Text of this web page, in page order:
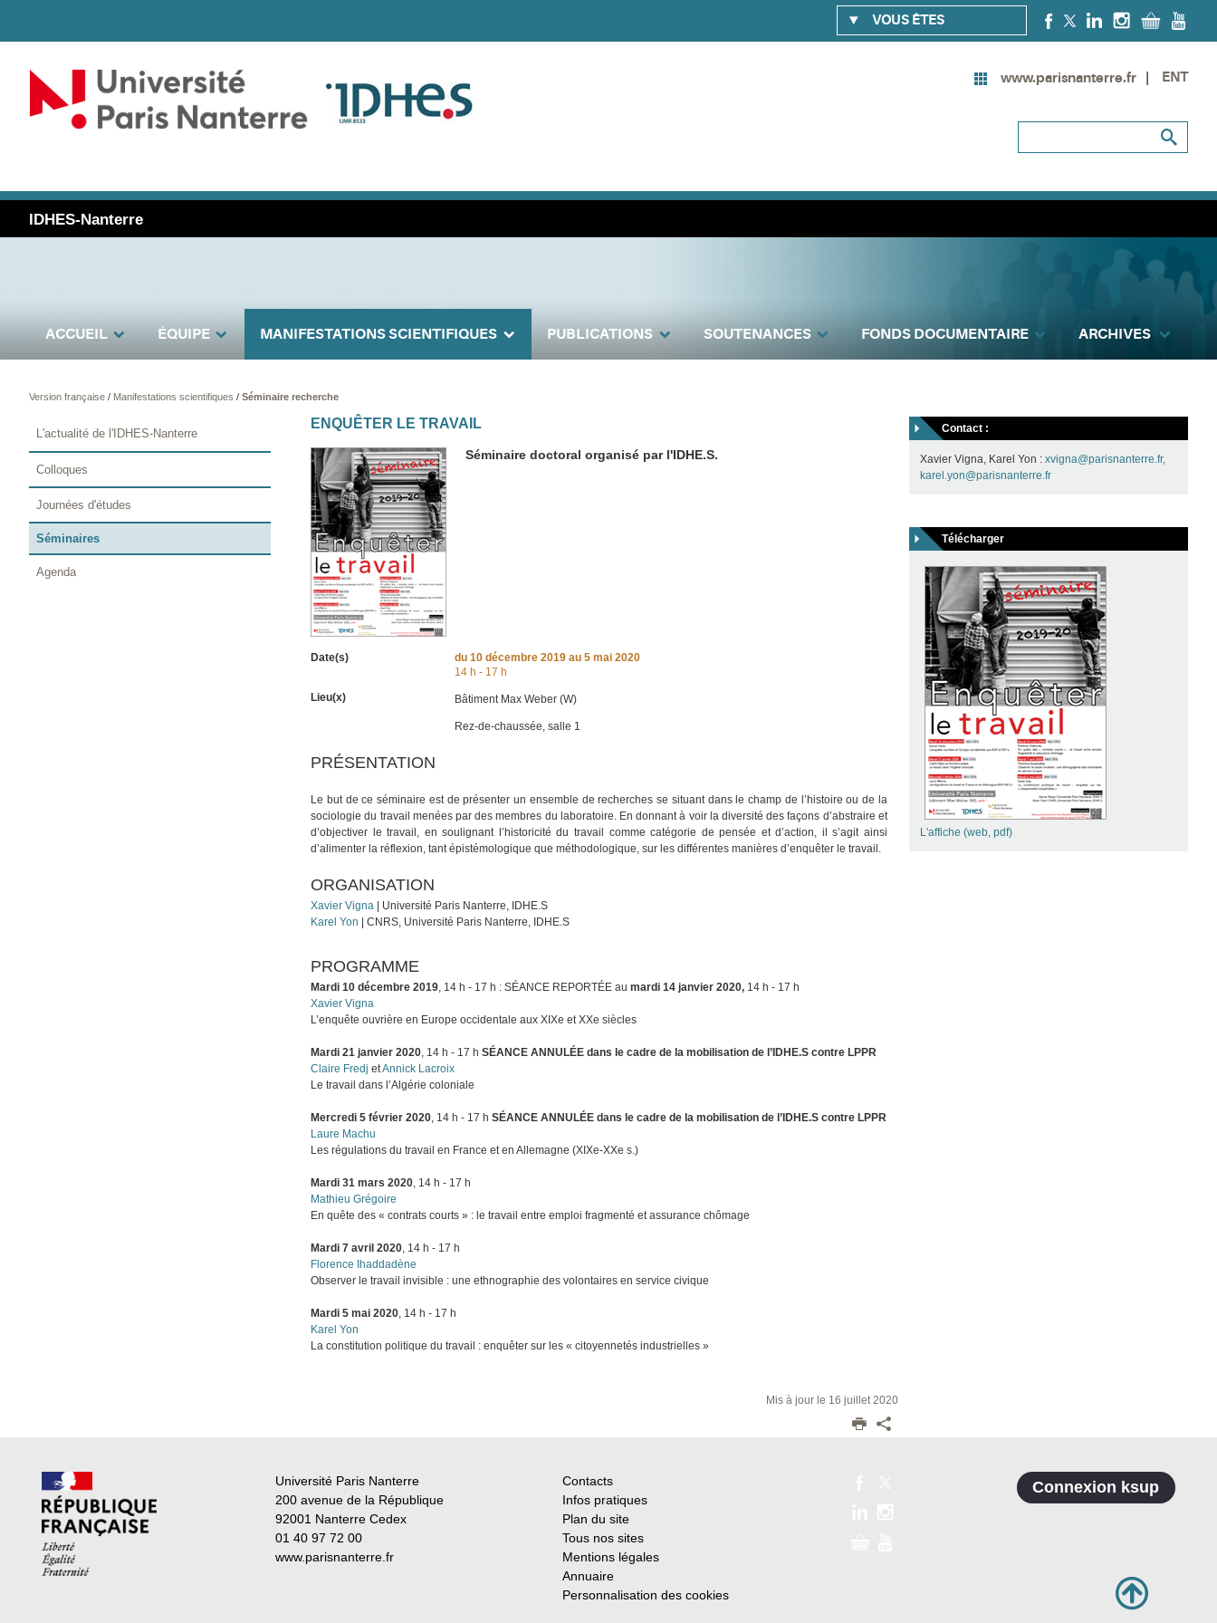
VOUS ÊTES
www.parisnanterre.fr ENT
IDHES-Nanterre
ACCUEIL ÉQUIPE MANIFESTATIONS SCIENTIFIQUES PUBLICATIONS SOUTENANCES FONDS DOCUMENTAIRE ARCHIVES
Version française/ Manifestations scientifiques/ Séminaire recherche
ENQUÊTER LE TRAVAIL
Séminaire doctoral organisé par l'IDHE.S.
Date(s) du 10 décembre 2019 au 5 mai 2020
14 h - 17 h
Lieu(x)
Bâtiment Max Weber (W)
Rez-de-chaussée, salle 1
PRÉSENTATION
Le but de ce séminaire est de présenter un ensemble de recherches se situant dans le champ de l’histoire ou de la
sociologie du travail menées par des membres du laboratoire. En donnant à voir la diversité des façons d’abstraire et
d’objectiver le travail, en soulignant l’historicité du travail comme catégorie de pensée et d’action, il s’agit ainsi
d’alimenter la réflexion, tant épistémologique que méthodologique, sur les différentes manières d’enquêter le travail.
ORGANISATION
Xavier Vigna | Université Paris Nanterre, IDHE.S
Karel Yon | CNRS, Université Paris Nanterre, IDHE.S
PROGRAMME
Mardi 10 décembre 2019, 14 h - 17 h : SÉANCE REPORTÉE au mardi 14 janvier 2020, 14 h - 17 h
Xavier Vigna
L’enquête ouvrière en Europe occidentale aux XIXe et XXe siècles
Mardi 21 janvier 2020, 14 h - 17 hSÉANCE ANNULÉE dans le cadre de la mobilisation de l’IDHE.S contre LPPR
Claire Fredj etAnnick Lacroix
Le travail dans l’Algérie coloniale
Mercredi 5 février 2020, 14 h - 17 hSÉANCE ANNULÉE dans le cadre de la mobilisation de l’IDHE.S contre LPPR
Laure Machu
Les régulations du travail en France et en Allemagne (XIXe-XXe s.)
Mardi 31 mars 2020, 14 h - 17 h
Mathieu Grégoire
En quête des « contrats courts » : le travail entre emploi fragmenté et assurance chômage
Mardi 7 avril 2020, 14 h - 17 h
Florence Ihaddadène
Observer le travail invisible : une ethnographie des volontaires en service civique
Mardi 5 mai 2020, 14 h - 17 h
Karel Yon
La constitution politique du travail : enquêter sur les « citoyennetés industrielles »
Mis à jour le 16 juillet 2020
Contact :
Xavier Vigna, Karel Yon : xvigna@parisnanterre.fr,
karel.yon@parisnanterre.fr
Télécharger
L'affiche (web, pdf)
L'actualité de l'IDHES-Nanterre
Colloques
Journées d'études
Séminaires
Agenda
Université Paris Nanterre
200 avenue de la République
92001 Nanterre Cedex
01 40 97 72 00
www.parisnanterre.fr
Contacts
Infos pratiques
Plan du site
Tous nos sites
Mentions légales
Annuaire
Personnalisation des cookies
Connexion ksup